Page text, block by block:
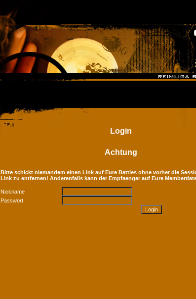
Login
Achtung
Bitte schickt niemandem einen Link auf Eure Battles ohne vorher die
Link zu entfernen! Anderenfalls kann der Empfaenger auf Eure
Nickname
Passwort